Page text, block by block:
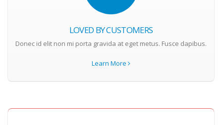
LOVED BY CUSTOMERS
Donec id elit non mi porta gravida at eget metus. Fusce dapibus.
Learn More